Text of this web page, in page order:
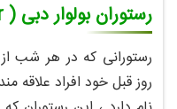
رستوران بولوار دبی ( Boulvar )
رستورانی که در هر شب از
روز قبل خود افراد علاقه